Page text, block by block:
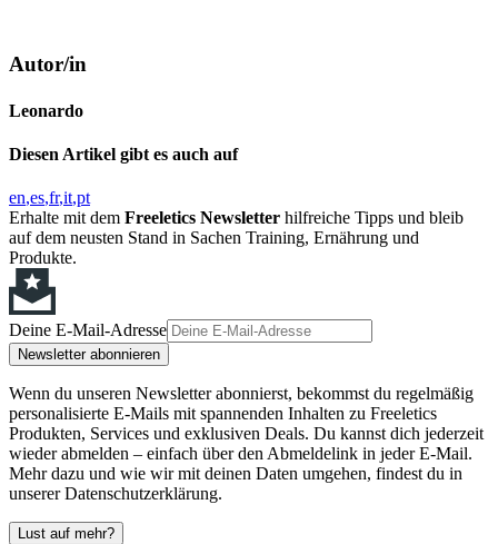
Autor/in
Leonardo
Diesen Artikel gibt es auch auf
en es fr it pt
Erhalte mit dem Freeletics Newsletter hilfreiche Tipps und bleib
auf dem neusten Stand in Sachen Training, Ernährung und
Produkte.
Deine E-Mail-Adresse
Newsletter abonnieren
Wenn du unseren Newsletter abonnierst, bekommst du regelmäßig
personalisierte E-Mails mit spannenden Inhalten zu Freeletics
Produkten, Services und exklusiven Deals. Du kannst dich jederzeit
wieder abmelden – einfach über den Abmeldelink in jeder E-Mail.
Mehr dazu und wie wir mit deinen Daten umgehen, findest du in
unserer Datenschutzerklärung.
Lust auf mehr?